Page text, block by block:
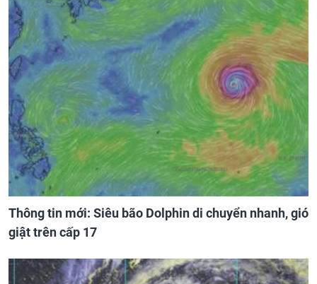
Thông tin mới: Siêu bão Dolphin di chuyển nhanh, gió
giật trên cấp 17